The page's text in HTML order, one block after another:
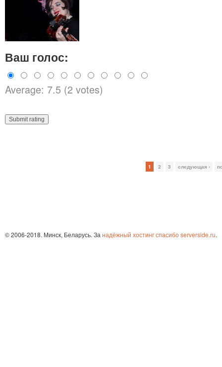
Ваш голос:
Average: 7.5 (2 votes)
1 2 3 следующая ›
© 2006-2018. Минск, Беларусь. За надёжный хостинг спасибо serverside.ru.